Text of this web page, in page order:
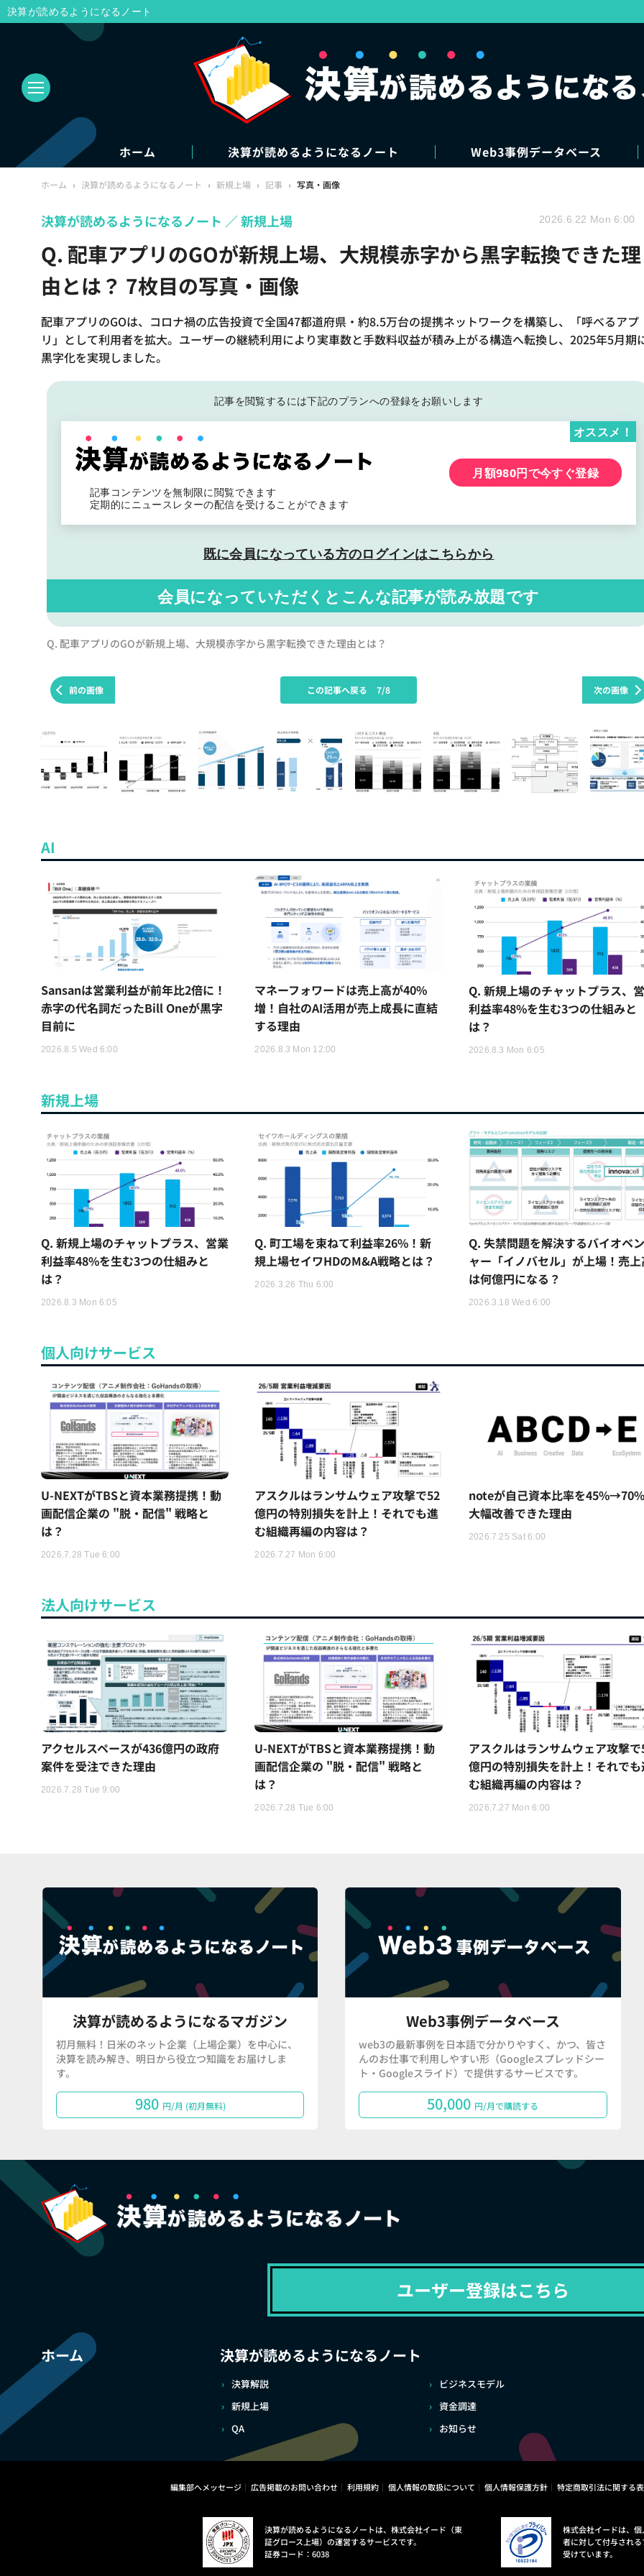
ホーム 決算が読めるようになるノート Web3事例データベース
ホーム › 決算が読めるようになるノート › 新規上場 › 記事 › 写真・画像
Q. 配車アプリのGOが新規上場、大規模赤字から黒字転換できた理
由とは？ 7枚目の写真・画像
配車アプリのGOは、コロナ禍の広告投資で全国47都道府県・約8.5万台の提携ネットワークを構築し、「呼べるアプ
リ」として利用者を拡大。ユーザーの継続利用により実車数と手数料収益が積み上がる構造へ転換し、2025年5月期
黒字化を実現しました。
決算が読めるようになるノート 新規上場 2026.6.22 Mon 6:00
記事を閲覧するには下記のプランへの登録をお願いします
記事コンテンツを無制限に閲覧できます
定期的にニュースレターの配信を受けることができます
オススメ！
月額980円で今すぐ登録
既に会員になっている方のログインはこちらから
会員になっていただくと こんな記事が読み放題です
Q. 配車アプリのGOが新規上場、大規模赤字から黒字転換できた理由とは？
前の画像 次の画像
この記事へ戻る 7/8
AI
Sansanは営業利益が前年比2倍に！
赤字の代名詞だったBill Oneが黒字
目前に
2026.8.5 Wed 6:00
マネーフォワードは売上高が40%
増！自社のAI活用が売上成長に直結
する理由
2026.8.3 Mon 12:00
Q. 新規上場のチャットプラス、
利益率48%を生む3つの仕組みと
は？
2026.8.3 Mon 6:05
新規上場
Q. 新規上場のチャットプラス、営業
利益率48%を生む3つの仕組みと
は？
2026.8.3 Mon 6:05
Q. 町工場を束ねて利益率26%！新
規上場セイワHDのM&A戦略とは？
2026.3.26 Thu 6:00
Q. 失禁問題を解決するバイオベ
ャー「イノバセル」が上場！売
は何億円になる？
2026.3.18 Wed 6:00
個人向けサービス
U-NEXTがTBSと資本業務提携！動
画配信企業の "脱・配信" 戦略と
は？
2026.7.28 Tue 6:00
アスクルはランサムウェア攻撃で52
億円の特別損失を計上！それでも進
む組織再編の内容は？
2026.7.27 Mon 6:00
noteが自己資本比率を
大幅改善できた理由
2026.7.25 Sat 6:00
法人向けサービス
アクセルスペースが436億円の政府
案件を受注できた理由
2026.7.28 Tue 9:00
U-NEXTがTBSと資本業務提携！動
画配信企業の "脱・配信" 戦略と
は？
2026.7.28 Tue 6:00
アスクルはランサムウェア攻撃
億円の特別損失を計上！それでも
む組織再編の内容は？
2026.7.27 Mon 6:00
決算が読めるようになるマガジン
初月無料！日米のネット企業（上場企業）を中心に、
決算を読み解き、明日から役立つ知識をお届けしま
す。
980 円/月 (初月無料)
Web3事例データベース
web3の最新事例を日本語で分かりやすく、かつ、皆さ
んのお仕事で利用しやすい形（Googleスプレッドシー
ト・Googleスライド）で提供するサービスです。
50,000 円/月で購読する
ユーザー登録はこちら
ホーム 決算が読めるようになるノート
決算解説
ビジネスモデル
新規上場
資金調達
QA
お知らせ
編集部へメッセージ 広告掲載のお問い合わせ 利用規約 個人情報の取扱について 個人情報保護方針 特定商取引法に関する
決算が読めるようになるノートは、株式会社イード（東
証グロース上場）の運営するサービスです。
証券コード：6038
株式会社イードは、
者に対して付与され
受けています。
決算が読めるようになるノート